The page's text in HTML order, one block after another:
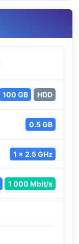
100 GB HDD
0.5 GB
1 x 2.5 GHz
1 000 Mbit/s